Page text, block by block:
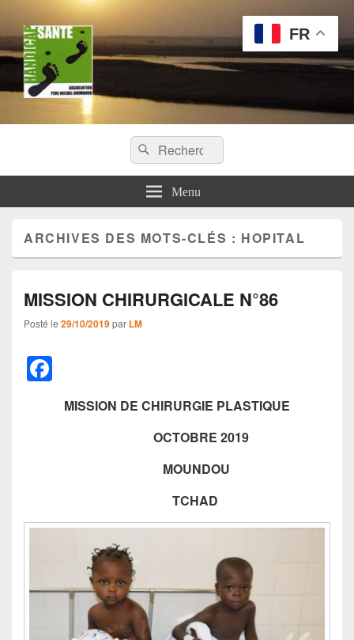
Handicap Santé
Missions chirurgicales orthopédiques au Tchad
Recherche :
Rechercher
Menu
ARCHIVES DES MOTS-CLÉS : HOPITAL
MISSION CHIRURGICALE N°86
Posté le 29/10/2019par LM
a
o
MISSION DE CHIRURGIE PLASTIQUE
OCTOBRE 2019
MOUNDOU
TCHAD
FR